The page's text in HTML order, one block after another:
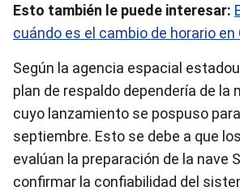
Esto también le puede interesar:
cuándo es el cambio de horario en
Según la agencia espacial
plan de respaldo dependería de la
cuyo lanzamiento se pospuso
septiembre. Esto se debe a que
evalúan la preparación de la nave
confirmar la confiabilidad del